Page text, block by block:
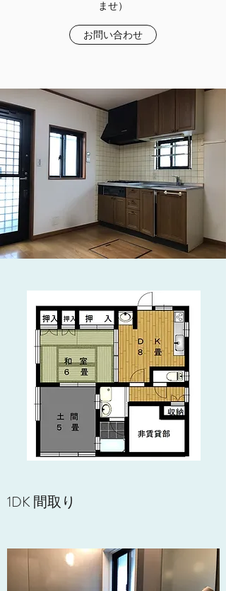
ませ）
お問い合わせ
1DK 間取り